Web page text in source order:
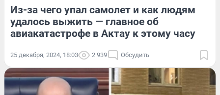
Из-за чего упал самолет и как людям
удалось выжить — главное об
авиакатастрофе в Актау к этому часу
25 декабря, 2024, 18:03 2 939 Обсудить